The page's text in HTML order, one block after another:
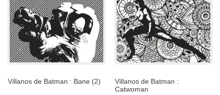
Villanos de Batman : Bane (2)
Villanos de Batman :
Catwoman